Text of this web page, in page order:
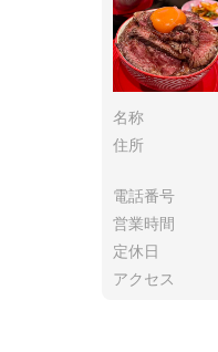
ペロリ。テー
名称
住所
電話番号
営業時間
定休日
アクセス